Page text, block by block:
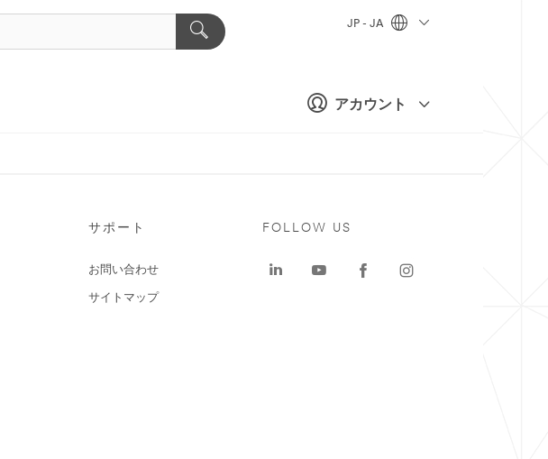
アカウント
JP - JA
サポート
お問い合わせ
サイトマップ
FOLLOW US